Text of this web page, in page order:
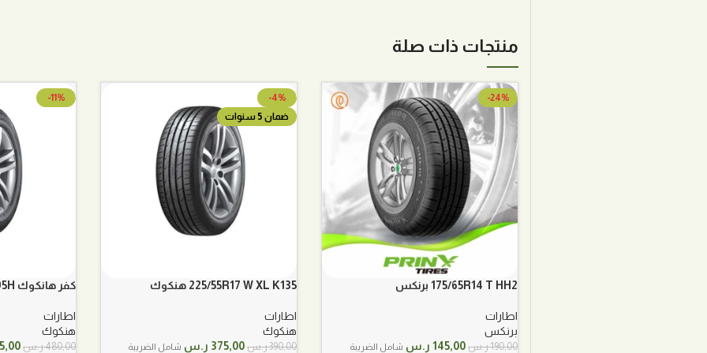
منتجات ذات صلة
-24%
175/65R14 T HH2 برنكس
اطارات
برنكس
190,00ر.س السعر
145,00 ر.س السعر
شامل الضريبة
-4%
ضمان 5 سنوات
225/55R17 W XL K135 هنكوك
اطارات
هنكوك
390,00ر.س السعر
375,00 ر.س السعر
شامل الضريبة
-11%
كفر هانكوك Hankook 205/65R16 95H
اطارات
هنكوك
480,00ر.س